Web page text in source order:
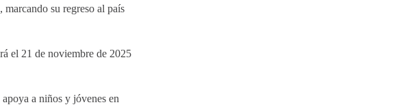
su regreso al país
el 21 de noviembre de 2025
a niños y jóvenes en